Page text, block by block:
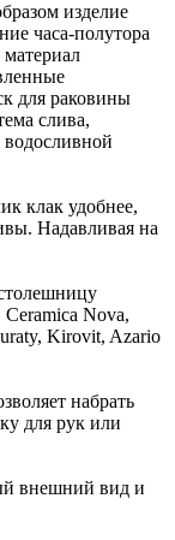
изделие
часа-полутора
для раковины
слива,
клак удобнее,
Надавливая на
Nova,
Kirovit, Azario
набрать
для рук или
внешний вид и